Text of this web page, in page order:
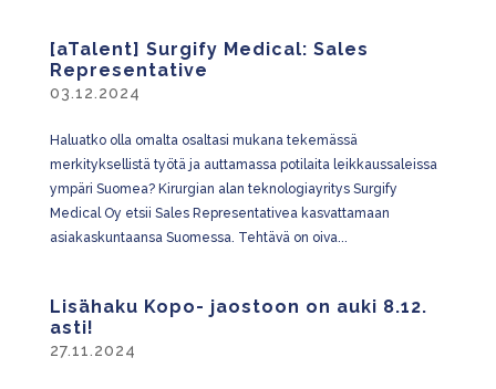
[aTalent] Surgify Medical: Sales
Representative
03.12.2024
Haluatko olla omalta osaltasi mukana tekemässä
merkityksellistä työtä ja auttamassa potilaita leikkaussaleissa
ympäri Suomea? Kirurgian alan teknologiayritys Surgify
Medical Oy etsii Sales Representativea kasvattamaan
asiakaskuntaansa Suomessa. Tehtävä on oiva...
Lisähaku Kopo- jaostoon on auki 8.12.
asti!
27.11.2024